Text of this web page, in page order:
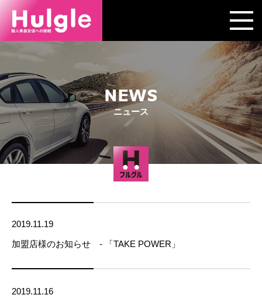
NEWS
ニュース
2019.11.19
加盟店様のお知らせ - 「TAKE POWER」
2019.11.16